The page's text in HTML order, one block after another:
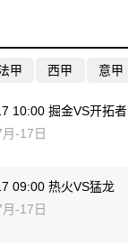
甲 西甲 意甲
10:00 掘金VS开拓者
-17日
09:00 热火VS猛龙
-17日